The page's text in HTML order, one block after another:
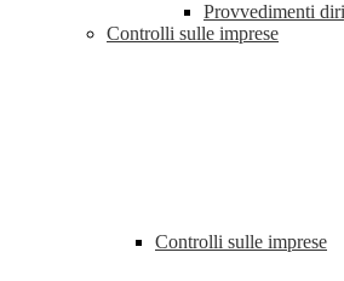
Provvedimenti
Controlli sulle imprese
Controlli sulle imprese